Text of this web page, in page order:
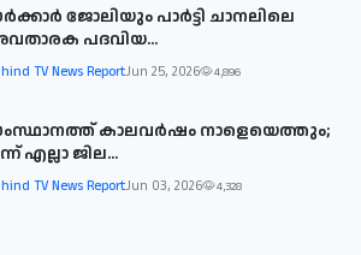
ജോലിയും പാര്‍ട്ടി ചാനലിലെ
പദവിയ...
TV News ReportJun 25, 2026 4,896
കാലവര്‍ഷം നാളെയെത്തും;
എല്ലാ ജില...
TV News ReportJun 03, 2026 4,328